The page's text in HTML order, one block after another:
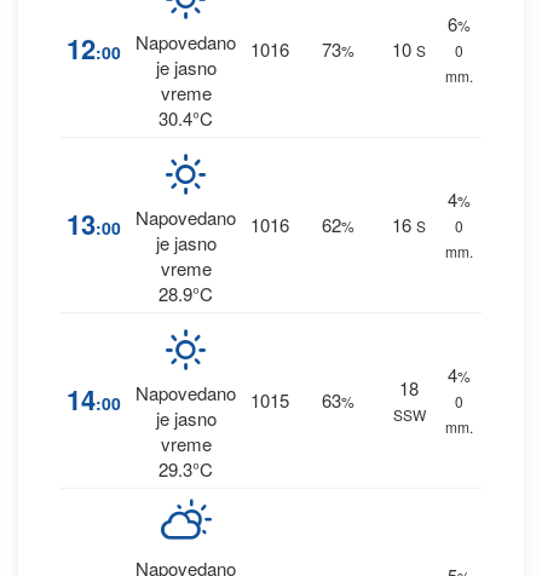
12:00
Napovedano
je jasno
vreme
30.4°C
1016 73% 10 S
6%
0
mm.
13:00
Napovedano
je jasno
vreme
28.9°C
1016 62% 16 S
4%
0
mm.
14:00
Napovedano
je jasno
vreme
29.3°C
1015 63%
18
SSW
4%
0
mm.
Napovedano